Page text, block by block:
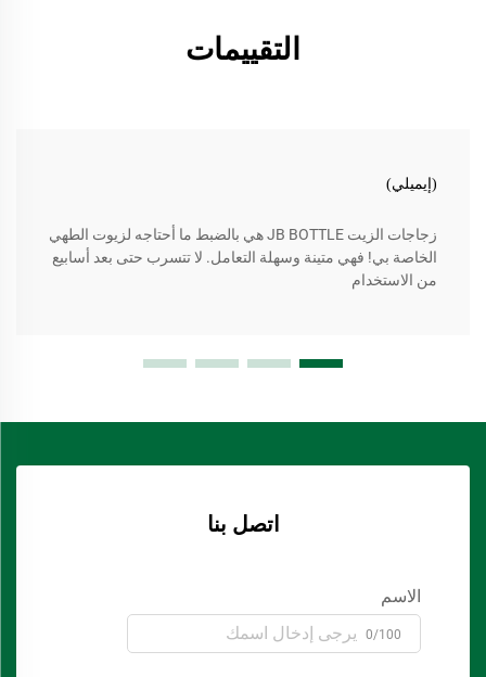
التقييمات
(إيميلي)
زجاجات الزيت JB BOTTLE هي بالضبط ما أحتاجه لزيوت الطهي
الخاصة بي! فهي متينة وسهلة التعامل. لا تتسرب حتى بعد أسابيع
من الاستخدام
اتصل بنا
الاسم
0/100